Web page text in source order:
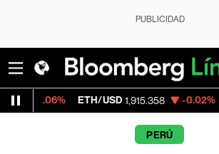
PUBLICIDAD
ETH/USD 1,915.358 -0.02% Visa 366.46
PERÚ